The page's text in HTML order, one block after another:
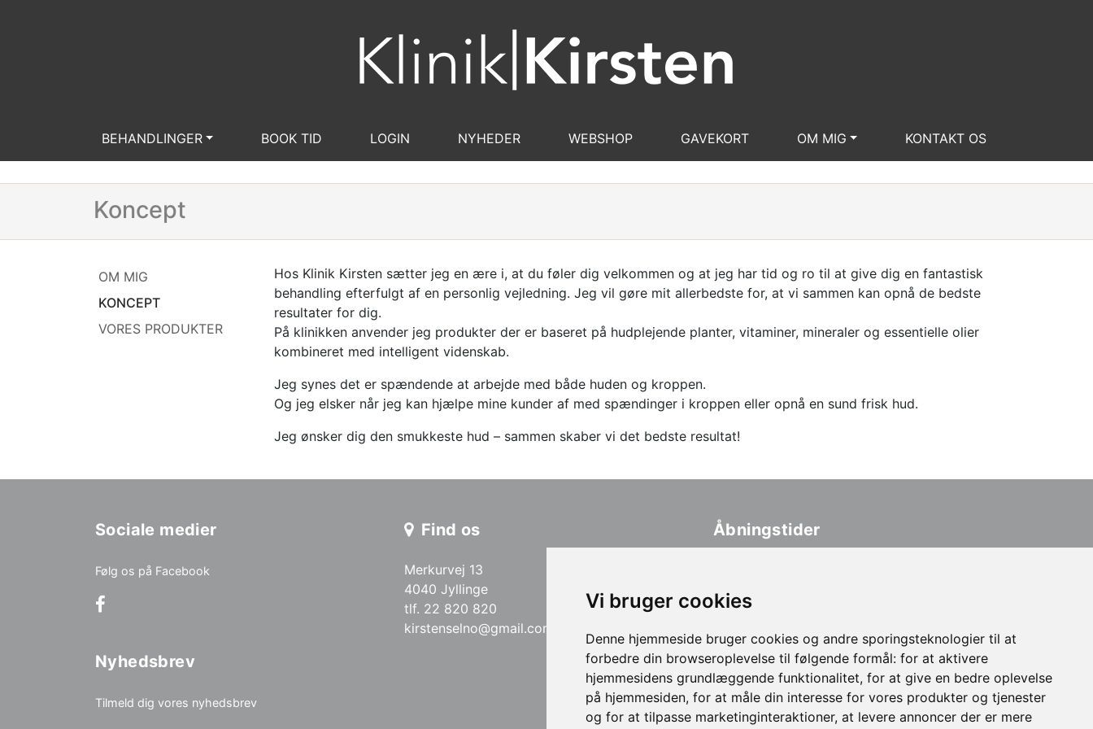
Vi bruger cookies
Denne hjemmeside bruger cookies og andre sporingsteknologier til at
forbedre din browseroplevelse til følgende formål: for at aktivere
hjemmesidens grundlæggende funktionalitet, for at give en bedre oplevelse
på hjemmesiden, for at måle din interesse for vores produkter og tjenester
og for at tilpasse marketinginteraktioner, at levere annoncer der er mere
BEHANDLINGER BOOK TID LOGIN NYHEDER WEBSHOP GAVEKORT OM MIG KONTAKT OS
Koncept
OM MIG
KONCEPT
VORES PRODUKTER
Hos Klinik Kirsten sætter jeg en ære i, at du føler dig velkommen og at jeg har tid og ro til at give dig en fantastisk
behandling efterfulgt af en personlig vejledning. Jeg vil gøre mit allerbedste for, at vi sammen kan opnå de bedste
resultater for dig.
På klinikken anvender jeg produkter der er baseret på hudplejende planter, vitaminer, mineraler og essentielle olier
kombineret med intelligent videnskab.
Jeg synes det er spændende at arbejde med både huden og kroppen.
Og jeg elsker når jeg kan hjælpe mine kunder af med spændinger i kroppen eller opnå en sund frisk hud.
Jeg ønsker dig den smukkeste hud – sammen skaber vi det bedste resultat!
Sociale medier
Følg os på Facebook
Nyhedsbrev
Tilmeld dig vores nyhedsbrev
Find os
Merkurvej 13
4040 Jyllinge
tlf. 22 820 820
kirstenselno@gmail.com
Åbningstider
Onsdag: 9:00-19:00
Fredag: 9:00-15:00
Weekend og helligdage: Lukket